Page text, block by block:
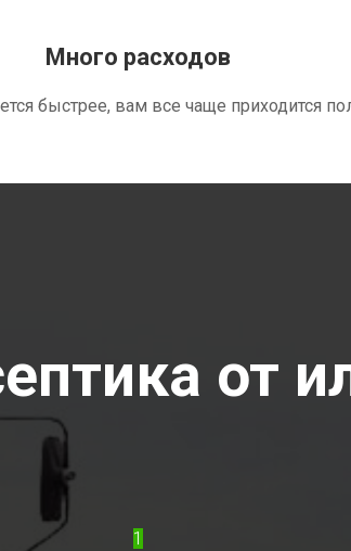
Много расходов
быстрее, вам все чаще приходится
от
1